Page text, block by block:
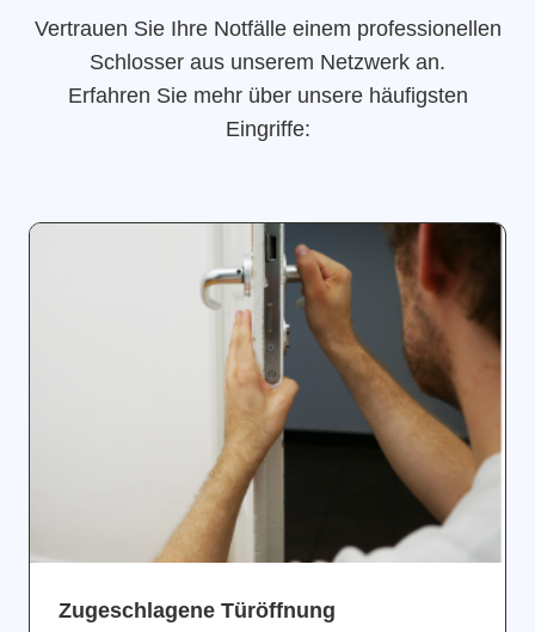
Vertrauen Sie Ihre Notfälle einem professionellen
Schlosser aus unserem Netzwerk an.
Erfahren Sie mehr über unsere häufigsten
Eingriffe:
Zugeschlagene Türöffnung